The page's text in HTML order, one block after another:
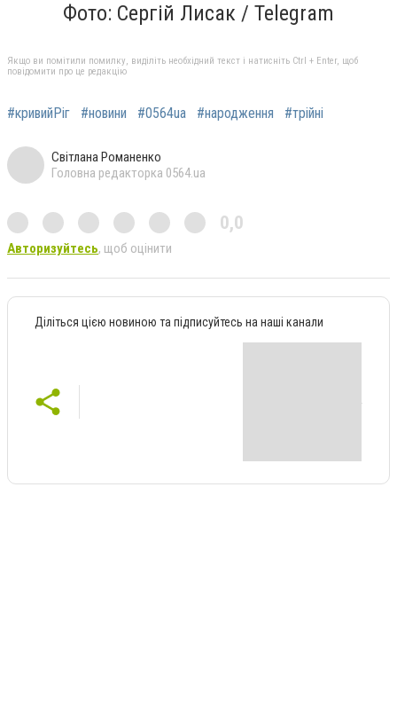
Фото: Сергій Лисак / Telegram
Якщо ви помітили помилку, виділіть необхідний текст і натисніть Ctrl + Enter, щоб
повідомити про це редакцію
#кривийРіг #новини #0564ua #народження #трійні
Світлана Романенко
Головна редакторка 0564.ua
0,0
Авторизуйтесь, щоб оцінити
Діліться цією новиною та підписуйтесь на наші канали